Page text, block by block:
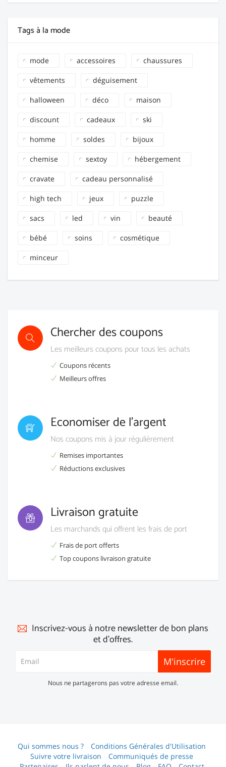
Tags à la mode
mode accessoires chaussures
vêtements déguisement
halloween déco maison
discount cadeaux ski
homme soldes bijoux
chemise sextoy hébergement
cravate cadeau personnalisé
high tech jeux puzzle
sacs led vin beauté
bébé soins cosmétique
minceur
Chercher des coupons
Les meilleurs coupons pour tous les achats
Coupons récents
Meilleurs offres
Economiser de l’argent
Nos coupons mis à jour régulièrement
Remises importantes
Réductions exclusives
Livraison gratuite
Les marchands qui offrent les frais de port
Frais de port offerts
Top coupons livraison gratuite
Inscrivez-vous à notre newsletter de bon plans
et d'offres.
M'inscrire
Nous ne partagerons pas votre adresse email.
Qui sommes nous ?
Conditions Générales d'Utilisation
Suivre votre livraison
Communiqués de presse